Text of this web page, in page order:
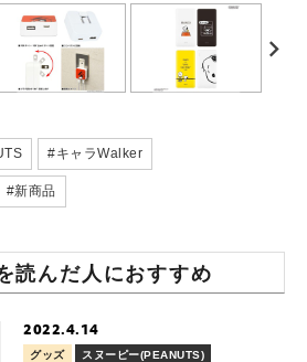
#キャラWalker
#新商品
読んだ人におすすめ
2022.4.14
グッズ スヌーピー(PEANUTS)